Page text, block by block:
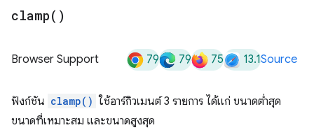
clamp( )
Browser Support 79 79 75 13.1Source
ฟังก์ชัน clamp() ใช้อาร์กิวเมนต์ 3 รายการ ได้แก่ ขนาดต่ำสุด
ขนาดที่เหมาะสม และขนาดสูงสุด